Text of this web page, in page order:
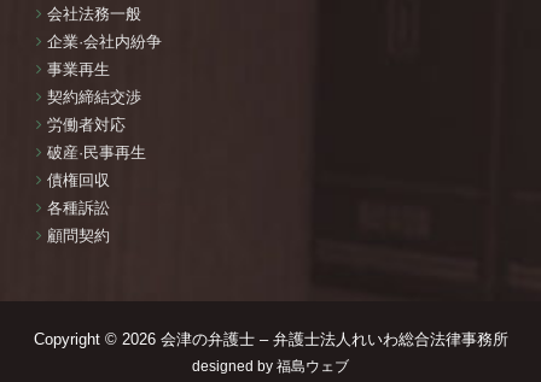
会社法務一般
企業·会社内紛争
事業再生
契約締結交渉
労働者対応
破産·民事再生
債権回収
各種訴訟
顧問契約
Copyright © 2026 会津の弁護士 – 弁護士法人れいわ総合法律事務所
designed by 福島ウェブ